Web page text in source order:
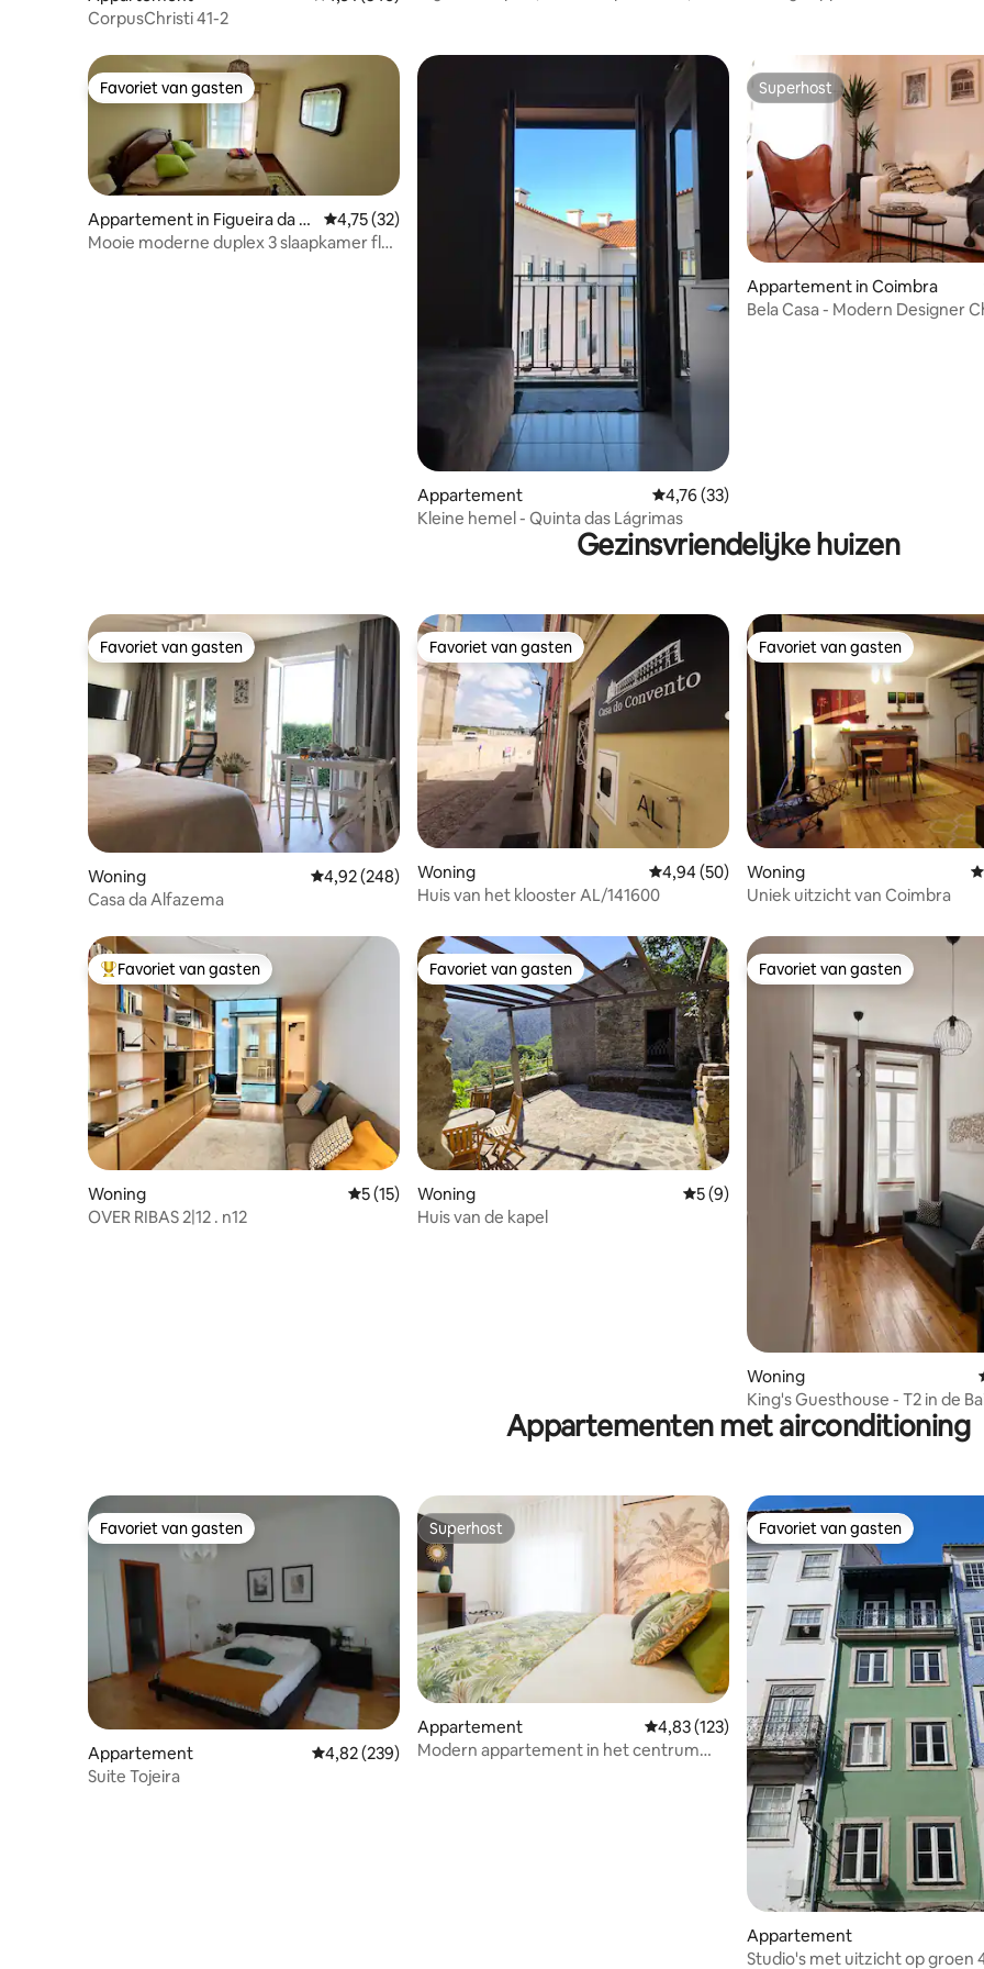
CorpusChristi 41-2
Favoriet van gasten
Favoriet van gasten
Appartement in Figueira da F
oz
Gemiddelde beoordeling van 4,75 uit 5, 32 recensies
4,75 (32)
Mooie moderne duplex 3 slaapkamer flat
Appartement Gemiddelde beoordeling van 4,76 uit 5, 33
4,76 (33)
Kleine hemel - Quinta das Lágrimas
Superhost
Superhost
Appartement in Coimbra
Bela Casa - Modern Designer
Gezinsvriendelijke huizen
Favoriet van gasten
Favoriet van gasten
Woning Gemiddelde beoordeling van 4,92 uit 5, 248 recensies
4,92 (248)
Casa da Alfazema
Favoriet van gasten
Favoriet van gasten
Woning Gemiddelde beoordeling van 4,94 uit 5, 50
4,94 (50)
Huis van het klooster AL/141600
Favoriet van gasten
Favoriet van gasten
Woning
Uniek uitzicht van Coimbra
Topfavoriet van gasten
Favoriet van gasten
Woning Gemiddelde beoordeling van 5 uit 5, 15 recensies
5 (15)
OVER RIBAS 2|12 . n12
Favoriet van gasten
Favoriet van gasten
Woning Gemiddelde beoordeling van 5 uit 5, 9
5 (9)
Huis van de kapel
Favoriet van gasten
Favoriet van gasten
Woning
King's Guesthouse - T2 in de
Appartementen met airconditioning
Favoriet van gasten
Favoriet van gasten
Appartement Gemiddelde beoordeling van 4,82 uit 5, 239 recensies
4,82 (239)
Suite Tojeira
Superhost
Superhost
Appartement Gemiddelde beoordeling van 4,83 uit 5, 123
4,83 (123)
Modern appartement in het centrum
Favoriet van gasten
Favoriet van gasten
Appartement
Studio's met uitzicht op groen